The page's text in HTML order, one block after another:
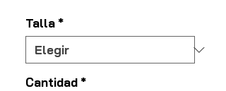
Talla *
Cantidad *